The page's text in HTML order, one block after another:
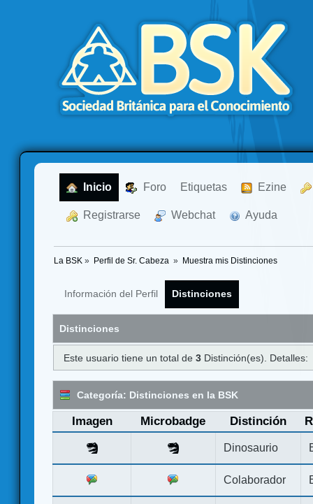
Inicio Foro Etiquetas Ezine
Registrarse Webchat Ayuda
La BSK » Perfil de Sr. Cabeza » Muestra mis Distinciones
Información del Perfil Distinciones
Distinciones
Este usuario tiene un total de3 Distinción(es). Detalles:
Categoría: Distinciones en la BSK
Imagen Microbadge Distinción
Dinosaurio
Colaborador